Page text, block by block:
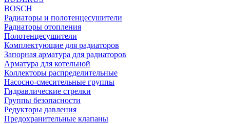
BOSCH
Радиаторы и полотенцесушители
Радиаторы отопления
Полотенцесушители
Комплектующие для радиаторов
Запорная арматура для радиаторов
Арматура для котельной
Коллекторы распределительные
Насосно-смесительные группы
Гидравлические стрелки
Группы безопасности
Редукторы давления
Предохранительные клапаны